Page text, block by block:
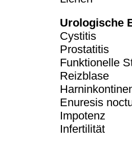
Urologische
Cystitis
Prostatitis
Funktionelle
Reizblase
Enuresis
Impotenz
Infertilität